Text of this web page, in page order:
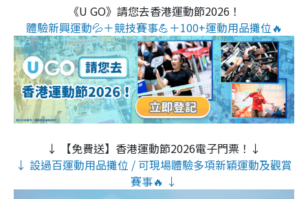
《U GO》請您去香港運動節2026！
體驗新興運動💦＋競技賽事💪＋100+運動用品攤位🔥
↓ 【免費送】香港運動節2026電子門票！↓
↓ 設過百運動用品攤位 / 可現場體驗多項新穎運動及觀賞
賽事🔥 ↓